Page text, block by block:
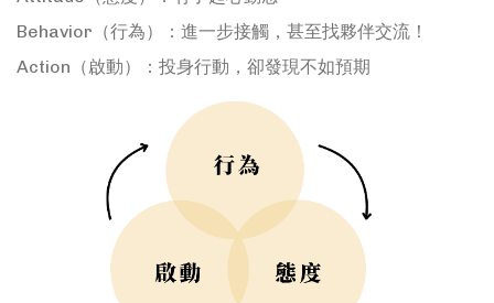
Behavior（行為）：進一步接觸，甚至找夥伴交流！
Action（啟動）：投身行動，卻發現不如預期